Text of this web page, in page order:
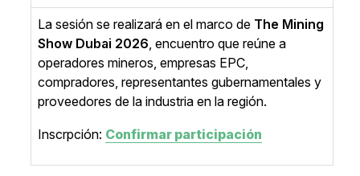
La sesión se realizará en el marco de The Mining
Show Dubai 2026 , encuentro que reúne a
operadores mineros, empresas EPC,
compradores, representantes gubernamentales y
proveedores de la industria en la región.
Inscrpción: Confirmar participación